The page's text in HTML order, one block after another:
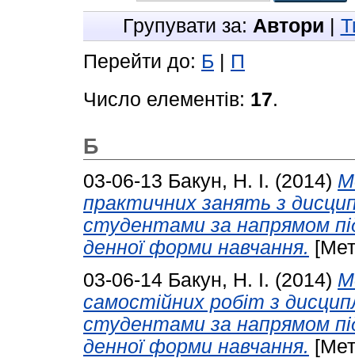
Групувати за: Автори
Перейти до: Б
П
Число елементів: 17.
Б
03-06-13 Бакун, Н. І. (2014)
практичних занять з
студентами за напрямом
денної форми навчання.
03-06-14 Бакун, Н. І. (2014)
самостійних робіт з
студентами за напрямом
денної форми навчання.